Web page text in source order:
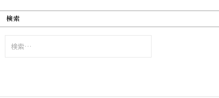
検索
索: